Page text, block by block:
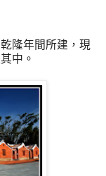
隆年間所建，現
中。